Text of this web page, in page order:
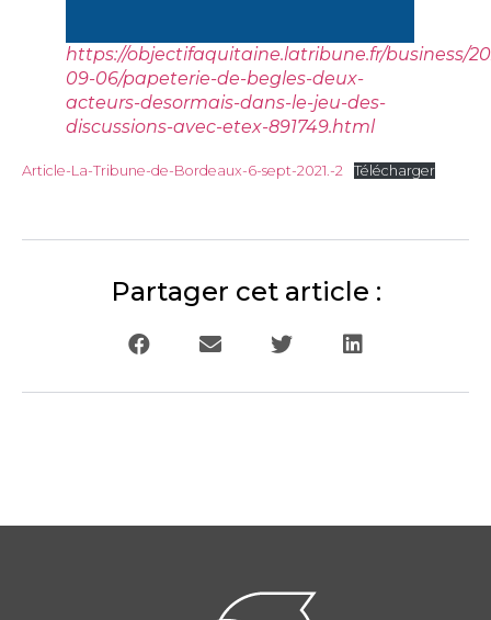
https://objectifaquitaine.latribune.fr/business/
09-06/papeterie-de-begles-deux-
acteurs-desormais-dans-le-jeu-des-
discussions-avec-etex-891749.html
Article-La-Tribune-de-Bordeaux-6-sept-2021.-2 Télécharger
Partager cet article :